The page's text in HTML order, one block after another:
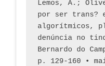
Lemos, A.;
por ser trans?
algorítmicos,
denúncia no
Bernardo do
p. 129-160 •